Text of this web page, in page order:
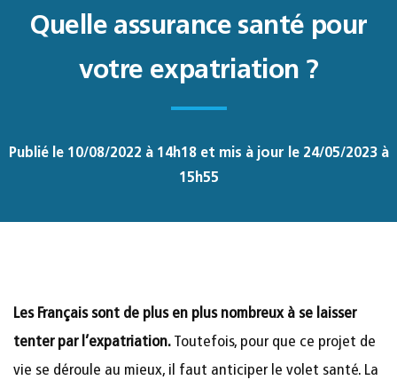
Quelle assurance santé pour
votre expatriation ?
Publié le 10/08/2022 à 14h18 et mis à jour le 24/05/2023 à
15h55
Les Français sont de plus en plus nombreux à se laisser
tenter par l’expatriation. Toutefois, pour que ce projet de
vie se déroule au mieux, il faut anticiper le volet santé. La